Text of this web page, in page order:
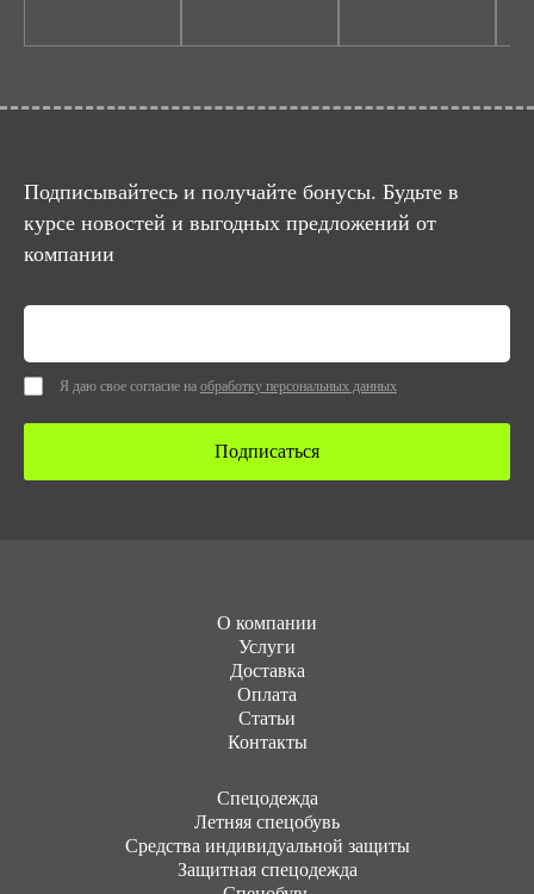
Подписывайтесь и получайте бонусы. Будьте в
курсе новостей и выгодных предложений от
компании
Я даю свое согласие на обработку персональных данных
Подписаться
О компании
Услуги
Доставка
Оплата
Статьи
Контакты
Cпецодежда
Летняя спецобувь
Средства индивидуальной защиты
Защитная спецодежда